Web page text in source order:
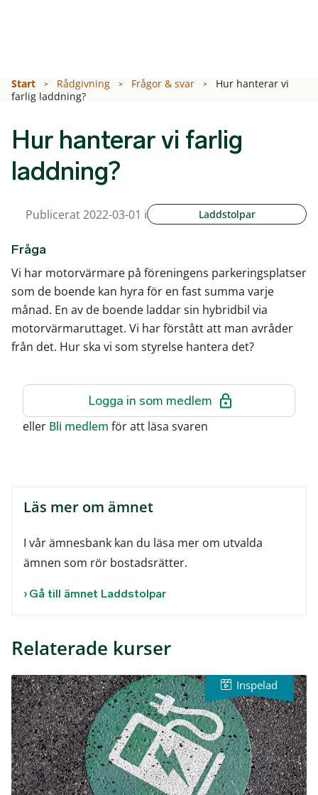
Start Rådgivning Frågor & svar
Hur hanterar vi
farlig laddning?
Hur hanterar vi farlig
laddning?
Läs mer om ämnet
I vår ämnesbank kan du läsa mer om utvalda
ämnen som rör bostadsrätter.
Gå till ämnet Laddstolpar
Relaterade kurser
Publicerat 2022-03-01 i Laddstolpar
Fråga
Vi har motorvärmare på föreningens parkeringsplatser
som de boende kan hyra för en fast summa varje
månad. En av de boende laddar sin hybridbil via
motorvärmaruttaget. Vi har förstått att man avråder
från det. Hur ska vi som styrelse hantera det?
Logga in som medlem
eller Bli medlem för att läsa svaren